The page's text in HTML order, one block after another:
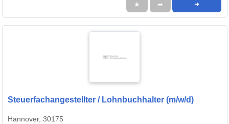
★ ➦ ➜
Steuerfachangestellter / Lohnbuchhalter (m/w/d)
Hannover, 30175